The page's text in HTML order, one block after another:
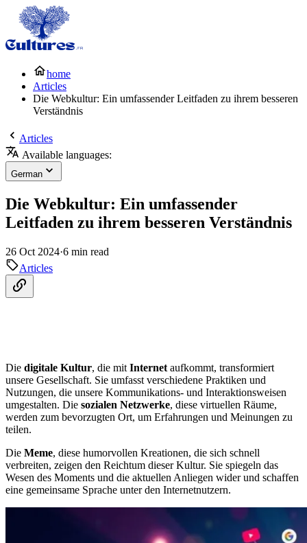
home
Articles
Die Webkultur: Ein umfassender Leitfaden zu ihrem besseren
Verständnis
Articles
Available languages:
German
Die Webkultur: Ein umfassender
Leitfaden zu ihrem besseren Verständnis
26 Oct 2024·6 min read
Articles
Die digitale Kultur, die mit Internet aufkommt, transformiert
unsere Gesellschaft. Sie umfasst verschiedene Praktiken und
Nutzungen, die unsere Kommunikations- und Interaktionsweisen
umgestalten. Die sozialen Netzwerke, diese virtuellen Räume,
werden zum bevorzugten Ort, um Erfahrungen und Meinungen zu
teilen.
Die Meme, diese humorvollen Kreationen, die sich schnell
verbreiten, zeigen den Reichtum dieser Kultur. Sie spiegeln das
Wesen des Moments und die aktuellen Anliegen wider und schaffen
eine gemeinsame Sprache unter den Internetnutzern.